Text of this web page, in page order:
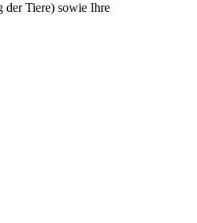
der Tiere) sowie Ihre